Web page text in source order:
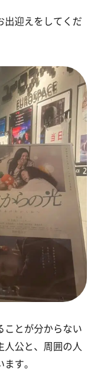
出迎えをしてくだ
ことが分からない
人公と、周囲の人
す。